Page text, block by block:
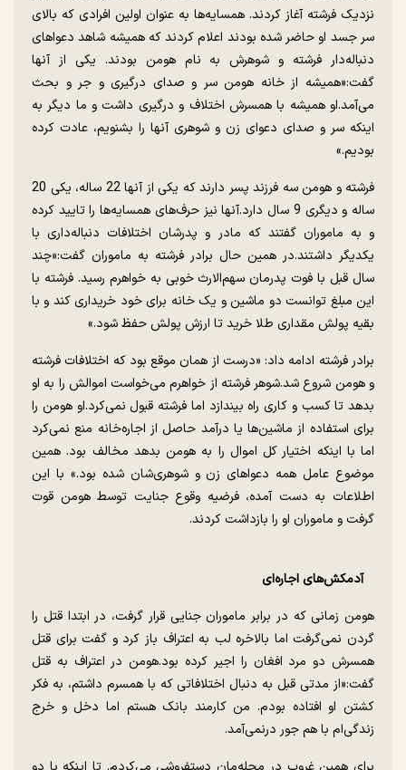
نزدیک فرشته آغاز کردند. همسایه‌ها به عنوان اولین افرادی که بالای
سر جسد او حاضر شده بودند اعلام کردند که همیشه شاهد دعواهای
دنباله‌دار فرشته و شوهرش به نام هومن بودند. یکی از آنها
گفت:«همیشه از خانه هومن سر و صدای درگیری و جر و بحث
می‌آمد.او همیشه با همسرش اختلاف و درگیری داشت و ما دیگر به
اینکه سر و صدای دعوای زن و شوهری آنها را بشنویم، عادت کرده
بودیم.»
فرشته و هومن سه فرزند پسر دارند که یکی از آنها 22 ساله، یکی 20
ساله و دیگری 9 سال دارد.آنها نیز حرف‌های همسایه‌ها را تایید کرده
و به ماموران گفتند که مادر و پدرشان اختلافات دنباله‌داری با
یکدیگر داشتند.در همین حال برادر فرشته به ماموران گفت:«چند
سال قبل با فوت پدرمان سهم‌الارث خوبی به خواهرم رسید. فرشته با
این مبلغ توانست دو ماشین و یک خانه برای خود خریداری کند و با
بقیه پولش مقداری طلا خرید تا ارزش پولش حفظ شود.»
برادر فرشته ادامه داد: «درست از همان موقع بود که اختلافات فرشته
و هومن شروع شد.شوهر فرشته از خواهرم می‌خواست اموالش را به او
بدهد تا کسب و کاری راه بیندازد اما فرشته قبول نمی‌کرد.او هومن را
برای استفاده از ماشین‌ها یا درآمد حاصل از اجاره‌خانه منع نمی‌کرد
اما با اینکه اختیار کل اموال را به هومن بدهد مخالف بود. همین
موضوع عامل همه دعواهای زن و شوهری‌شان شده بود.» با این
اطلاعات به دست آمده، فرضیه وقوع جنایت توسط هومن قوت
گرفت و ماموران او را بازداشت کردند.
آدمکش‌های اجاره‌ای
هومن زمانی که در برابر ماموران جنایی قرار گرفت، در ابتدا قتل را
گردن نمی‌گرفت اما بالاخره لب به اعتراف باز کرد‌ و گفت ‌‌برای قتل
همسرش دو مرد افغان را اجیر کرده بود.هومن در اعتراف به قتل
گفت:«از مدتی قبل به دنبال اختلافاتی که با همسرم داشتم، به فکر
کشتن او افتاده بودم. من کارمند بانک هستم اما دخل و خرج
زندگی‌ام با هم جور در‌نمی‌آمد.